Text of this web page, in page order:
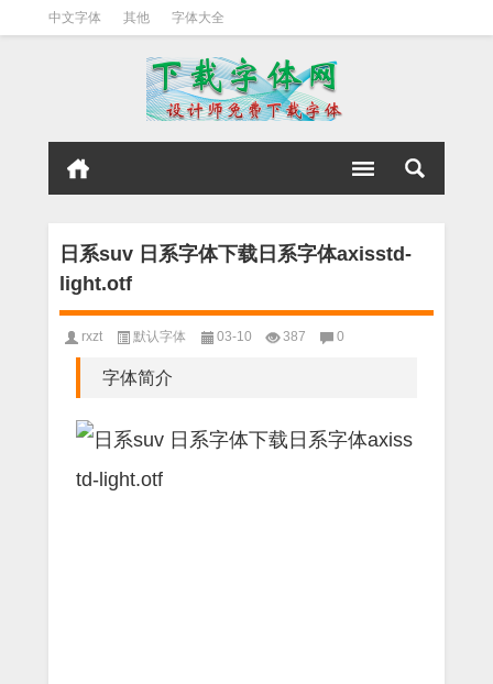
中文字体 其他 字体大全
日系suv 日系字体下载日系字体axisstd-
light.otf
rxzt 默认字体 03-10 387 0
字体简介